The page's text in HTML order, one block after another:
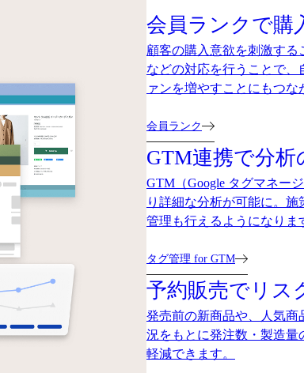
会員ランクで購
顧客の購入意欲を刺激す
などの対応を行うことで
ァンを増やすことにもつな
会員ランク
GTM連携で分
GTM（Google タグマネー
り詳細な分析が可能に。
管理も行えるようになりま
タグ管理 for GTM
予約販売でリス
発売前の新商品や、人気商
況をもとに発注数・製造量
軽減できます。